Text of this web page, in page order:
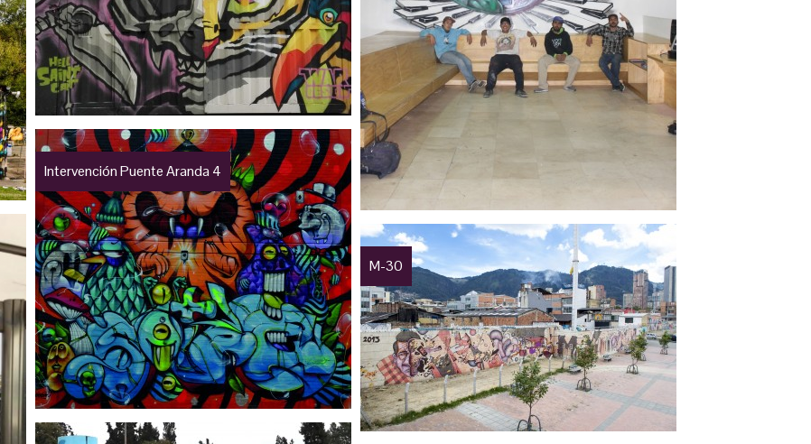
Intervención Puente Aranda 4
M-30